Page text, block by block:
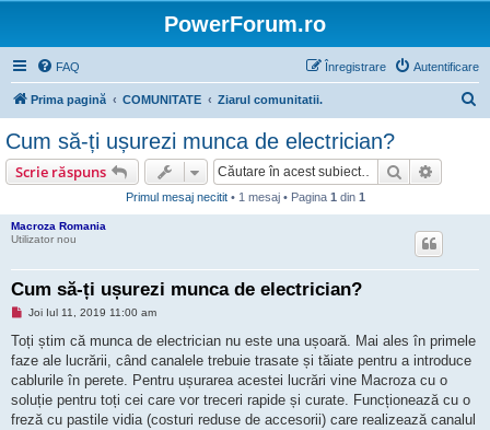
PowerForum.ro
FAQ Autentificare
Înregistrare
Prima pagină COMUNITATE Ziarul comunitatii.
Cum să-ți ușurezi munca de electrician?
Scrie răspuns Căutare
Primul mesaj necitit• 1 mesaj • Pagina 1 din 1
Macroza Romania
Utilizator nou
Cum să-ți ușurezi munca de electrician?
M
s
a
j
n
c
i
Joi Iul 11, 2019 11:00 am
Toți știm că munca de electrician nu este una ușoară. Mai ales în primele
faze ale lucrării, când canalele trebuie trasate și tăiate pentru a introduce
cablurile în perete. Pentru ușurarea acestei lucrări vine Macroza cu o
soluție pentru toți cei care vor treceri rapide și curate. Funcționează cu o
freză cu pastile vidia (costuri reduse de accesorii) care realizează canalul